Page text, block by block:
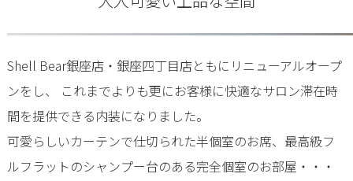
Shell Bear銀座店・銀座四丁目店ともにリニューアルオープ
ンをし、 これまでよりも更にお客様に快適なサロン滞在時
間を提供できる内装になりました。
可愛らしいカーテンで仕切られた半個室のお席、最高級フ
ルフラットのシャンプー台のある完全個室のお部屋・・・